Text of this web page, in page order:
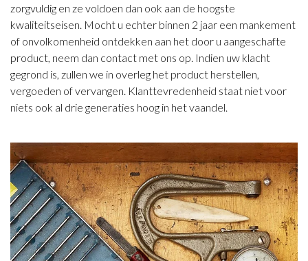
zorgvuldig en ze voldoen dan ook aan de hoogste
kwaliteitseisen. Mocht u echter binnen 2 jaar een mankement
of onvolkomenheid ontdekken aan het door u aangeschafte
product, neem dan contact met ons op. Indien uw klacht
gegrond is, zullen we in overleg het product herstellen,
vergoeden of vervangen. Klanttevredenheid staat niet voor
niets ook al drie generaties hoog in het vaandel.